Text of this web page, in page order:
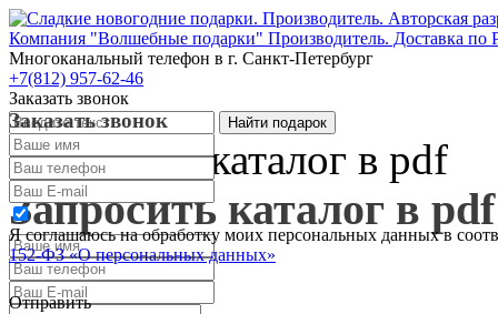
Компания "Волшебные подарки" Производитель. Доставка по
Многоканальный телефон в г. Санкт-Петербург
+7(812) 957-62-46
Заказать звонок
Заказать звонок
Я соглашаюсь на обработку моих персональных данных в
152-ФЗ «О персональных данных»
Отправить
Запросить каталог в pdf
Запросить каталог в pdf